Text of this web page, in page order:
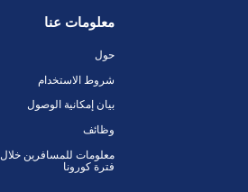
معلومات عنا
حول
شروط الاستخدام
بيان إمكانية الوصول
وظائف
معلومات للمسافرين خلال
فترة كورونا